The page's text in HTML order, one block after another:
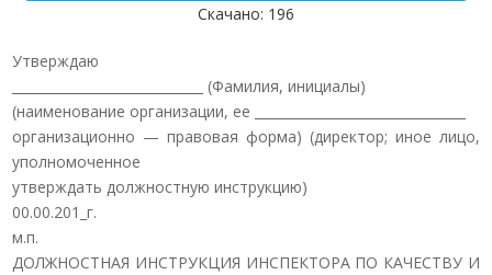
Скачано: 196
Утверждаю
_____________________________ (Фамилия, инициалы)
(наименование организации, ее ________________________________
организационно — правовая форма) (директор; иное лицо,
уполномоченное
утверждать должностную инструкцию)
00.00.201_г.
м.п.
ДОЛЖНОСТНАЯ ИНСТРУКЦИЯ ИНСПЕКТОРА ПО КАЧЕСТВУ И